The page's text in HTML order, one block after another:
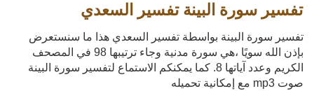
تفسير سورة البينة تفسير السعدي
تفسير سورة البينة بواسطة تفسير السعدي هذا ما سنستعرض
بإذن الله سويًا ،هي سورة مدنية وجاء ترتيبها 98 في المصحف
الكريم وعدد آياتها 8. كما يمكنكم الاستماع لتفسير سورة البينة
صوت mp3 مع إمكانية تحميله